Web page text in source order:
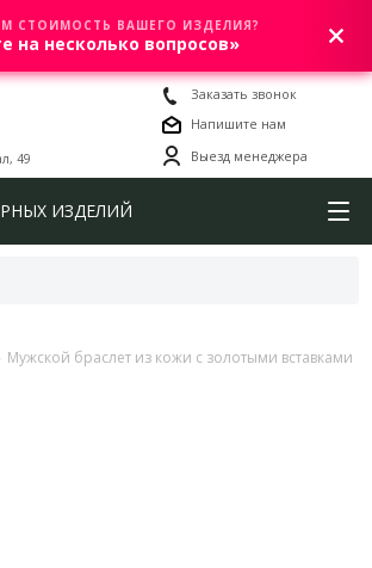
0
49
Заказать звонок
Напишите нам
Выезд менеджера
ИЗДЕЛИЙ
Мужской браслет из кожи с золотыми вставками
СТОИМОСТЬ ВАШЕГО ИЗДЕЛИЯ?
на несколько вопросов»